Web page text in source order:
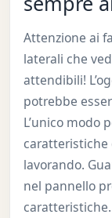
Attenzione ai
laterali che
attendibili!
potrebbe
L’unico modo
caratteristiche
lavorando.
nel pannello